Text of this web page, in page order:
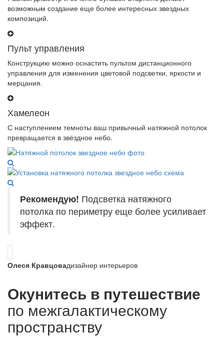
возможным создание еще более интересных звездных
композиций.
Пульт управления
Конструкцию можно оснастить пультом дистанционного
управления для изменения цветовой подсветки, яркости и
мерцания.
Хамелеон
С наступлением темноты ваш привычный натяжной потолок
превращается в звёздное небо.
Рекомендую! Подсветка натяжного
потолка по периметру еще более усиливает
эффект.
Олеся Кравцовадизайнер интерьеров
Окунитесь в путешествие
по межгалактическому
пространству